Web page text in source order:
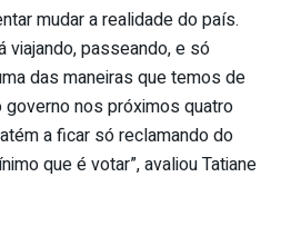
mudar a realidade do país.
viajando, passeando, e só
das maneiras que temos de
nos próximos quatro
a ficar só reclamando do
que é votar”, avaliou Tatiane